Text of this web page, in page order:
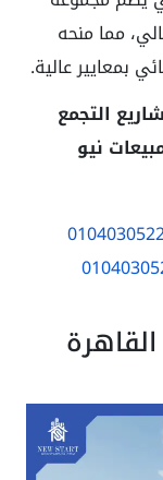
مما منحه
بمعايير عالية.
التجمع
نيو